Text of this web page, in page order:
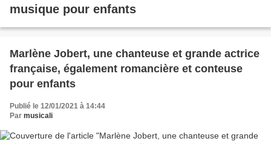
musique pour enfants
Marlène Jobert, une chanteuse et grande actrice
française, également romancière et conteuse
pour enfants
Publié le 12/01/2021 à 14:44
Par musicali